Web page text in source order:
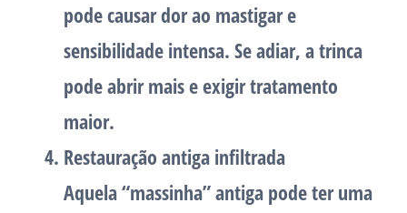
pode causar dor ao mastigar e
sensibilidade intensa. Se adiar, a trinca
pode abrir mais e exigir tratamento
maior.
Restauração antiga infiltrada
Aquela “massinha” antiga pode ter uma